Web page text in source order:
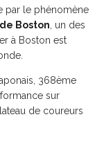
par le phénomène
Boston , un des
à Boston est
368ème
sur
de coureurs